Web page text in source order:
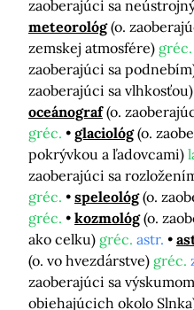
zaoberajúci sa
meteorológ (o.
zemskej atmosfére) gréc.
zaoberajúci sa
zaoberajúci sa vlhkosťou)
oceánograf (o.
gréc.
glaciológ (o.
pokrývkou a ľadovcami)
zaoberajúci sa
gréc.
speleológ (o.
gréc.
kozmológ (o.
ako celku) gréc. astr.
(o. vo hvezdárstve) gréc.
zaoberajúci sa
obiehajúcich okolo